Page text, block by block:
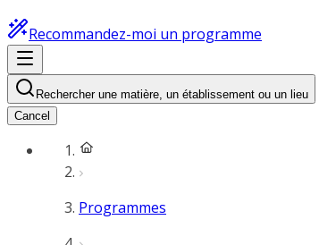
Recommandez-moi un programme
Rechercher une matière, un établissement ou un lieu
Cancel
Programmes